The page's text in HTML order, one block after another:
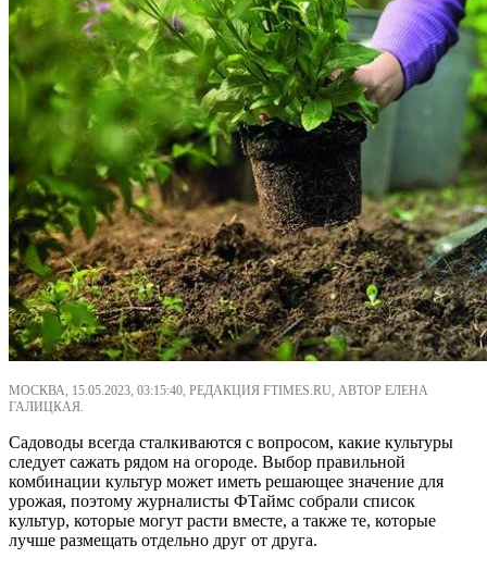
МОСКВА, 15.05.2023, 03:15:40, РЕДАКЦИЯ FTIMES.RU, АВТОР ЕЛЕНА
ГАЛИЦКАЯ.
Садоводы всегда сталкиваются с вопросом, какие культуры
следует сажать рядом на огороде. Выбор правильной
комбинации культур может иметь решающее значение для
урожая, поэтому журналисты ФТаймс собрали список
культур, которые могут расти вместе, а также те, которые
лучше размещать отдельно друг от друга.